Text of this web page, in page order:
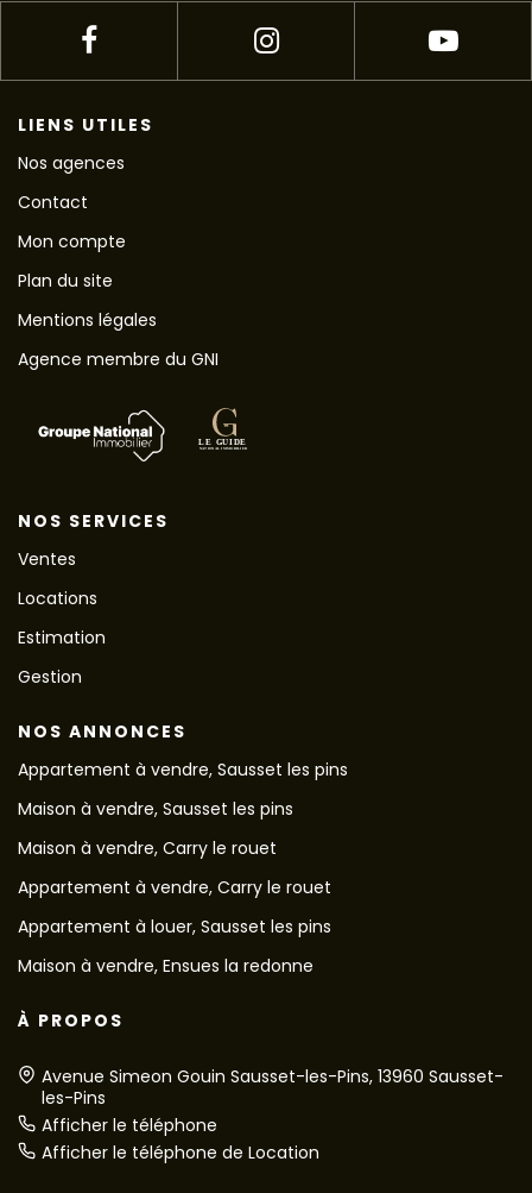
LIENS UTILES
Nos agences
Contact
Mon compte
Plan du site
Mentions légales
Agence membre du GNI
NOS SERVICES
Ventes
Locations
Estimation
Gestion
NOS ANNONCES
Appartement à vendre, Sausset les pins
Maison à vendre, Sausset les pins
Maison à vendre, Carry le rouet
Appartement à vendre, Carry le rouet
Appartement à louer, Sausset les pins
Maison à vendre, Ensues la redonne
À PROPOS
Avenue Simeon Gouin Sausset-les-Pins, 13960 Sausset-
les-Pins
Afficher le téléphone
Afficher le téléphone de Location